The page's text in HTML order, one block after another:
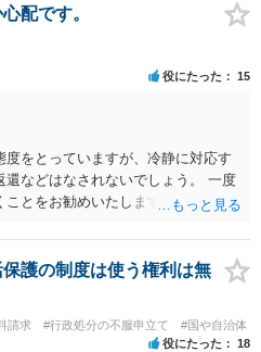
行犯逮捕して刑事処分（罰金でも前
インすれば反則処理（何千円程度の
ですませてあげる」という意味で
のではなく、感謝すべきというこ
うのだったら免許証返した方がい
が赤で右折進行したから、自分も
同じ考えの人が運転をしている公
いる人や歩行者らにとってとても
うな人には是非とも運転免許を返
です。 実際「交通違反を繰り返せ
して反省し、次回から「前の車は赤
行を思いとどまった」と交通ルー
配です。
役にたった 15
をとっていますが、冷静に対応す
などはなされないでしょう。 一度
ことをお勧めいたします。
護の制度は使う権利は無
請求 #行政処分の不服申立て #国や自治体
役にたった 18